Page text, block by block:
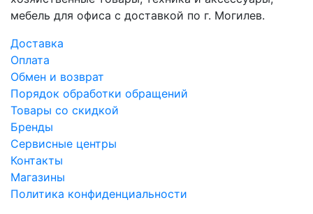
мебель для офиса с доставкой по г. Могилев.
Доставка
Оплата
Обмен и возврат
Порядок обработки обращений
Товары со скидкой
Бренды
Сервисные центры
Контакты
Магазины
Политика конфиденциальности